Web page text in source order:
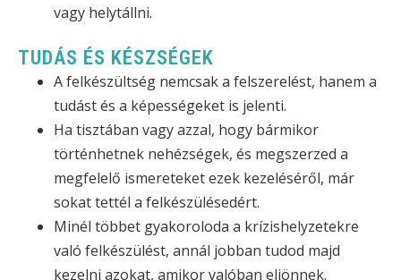
vagy helytállni.
TUDÁS ÉS KÉSZSÉGEK
A felkészültség nemcsak a felszerelést, hanem a
tudást és a képességeket is jelenti.
Ha tisztában vagy azzal, hogy bármikor
történhetnek nehézségek, és megszerzed a
megfelelő ismereteket ezek kezeléséről, már
sokat tettél a felkészülésedért.
Minél többet gyakoroloda a krízishelyzetekre
való felkészülést, annál jobban tudod majd
kezelni azokat, amikor valóban eljönnek.